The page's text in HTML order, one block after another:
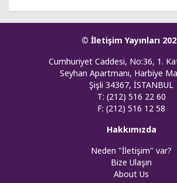
© İletişim Yayınları
Cumhuriyet Caddesi, No:36, 1.
Seyhan Apartmanı, Harbiye
Şişli 34367, İSTANBUL
T: (212) 516 22 60
F: (212) 516 12 58
Hakkımızda
Neden "İletişim" var?
Bize Ulaşın
About Us